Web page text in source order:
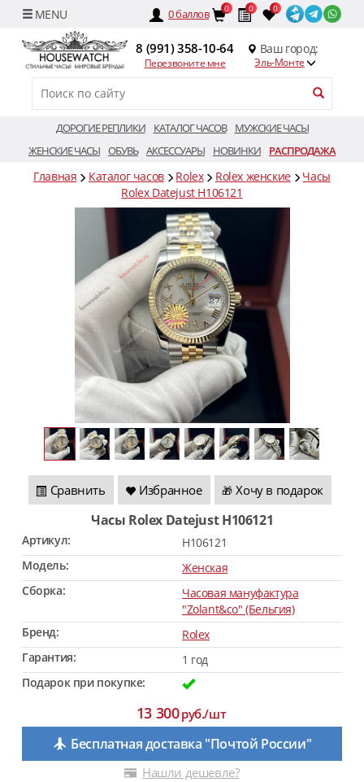
0баллов 0 0 0
8 (991) 358-10-64
Перезвоните мне
Ваш город:
Эль-Монте
ДОРОГИЕ РЕПЛИКИ КАТАЛОГ ЧАСОВ
МУЖСКИЕ ЧАСЫ
ЖЕНСКИЕ ЧАСЫ ОБУВЬ АКСЕССУАРЫ НОВИНКИ РАСПРОДАЖА
Главная Каталог часов Rolex Rolex женские
Часы
Rolex Datejust H106121
Сравнить Избранное 🎁 Хочу в подарок
Часы Rolex Datejust H106121
Артикул:
H106121
Модель:
Женская
Сборка:
Часовая мануфактура
"Zolant&co" (Бельгия)
Бренд:
Rolex
Гарантия:
1 год
Подарок при покупке:
13 300руб./шт
Бесплатная доставка "Почтой России"
Нашли дешевле?